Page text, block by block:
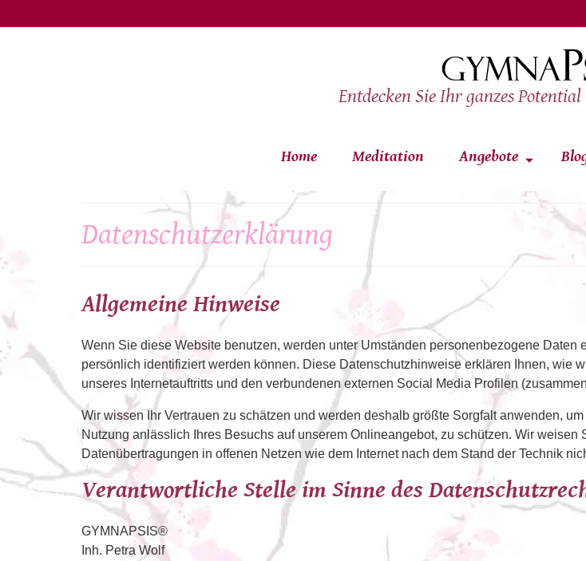
Entdecken Sie Ihr ganzes
Home Meditation Angebote
Datenschutzerklärung
Allgemeine Hinweise
Wenn Sie diese Website benutzen, werden unter Umständen personenbezogene
persönlich identifiziert werden können. Diese Datenschutzhinweise erklären Ihnen, wie
unseres Internetauftritts und den verbundenen externen Social Media Profilen
Wir wissen Ihr Vertrauen zu schätzen und werden deshalb größte Sorgfalt anwenden,
Nutzung anlässlich Ihres Besuchs auf unserem Onlineangebot, zu schützen. Wir
Datenübertragungen in offenen Netzen wie dem Internet nach dem Stand der Technik
Verantwortliche Stelle im Sinne des
GYMNAPSIS®
Inh. Petra Wolf